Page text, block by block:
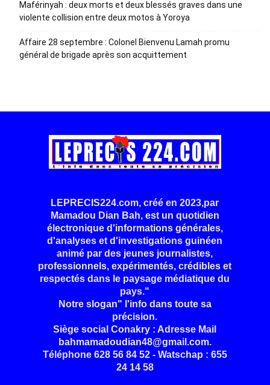
Maférinyah : deux morts et deux blessés graves dans une
violente collision entre deux motos à Yoroya
Affaire 28 septembre : Colonel Bienvenu Lamah promu
général de brigade après son acquittement
LEPRECIS224.com, créé en 2023,par
Mamadou Dian Bah, est un quotidien
électronique d'informations générales,
d'analyses et d'investigations guinéen
animé par des jeunes journalistes,
professionnels, expérimentés, crédibles et
respectés dans le paysage médiatique du
pays."
Notre slogan" l'info dans toute sa
précision.
Siège social Conakry : Adresse Mail
bahmamadoudian48@gmail.com.
Téléphone 628 56 84 52 - Watschap : 655
24 14 58